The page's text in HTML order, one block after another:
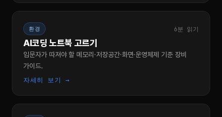
환경 6분 읽기
AI코딩 노트북 고르기
입문자가 따져야 할 메모리·저장공간·화면·운영체제 기준 장비
가이드.
자세히 보기 →